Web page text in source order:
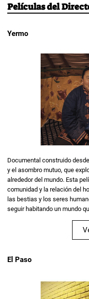
Películas del
Yermo
Documental construido
y el asombro mutuo, que
alrededor del mundo. Esta
comunidad y la relación del
las bestias y los seres
seguir habitando un mundo
El Paso